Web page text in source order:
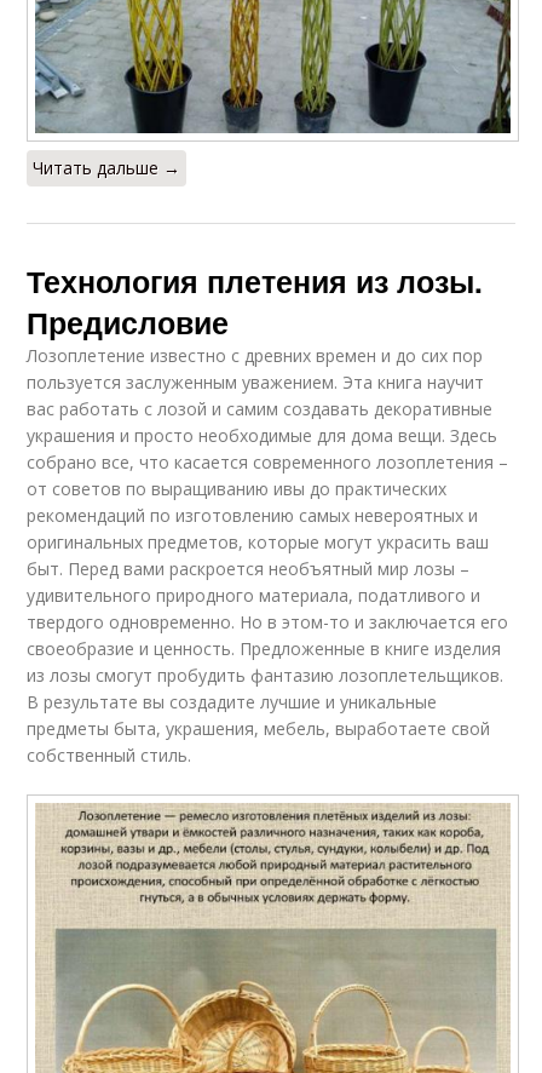
Читать дальше →
Технология плетения из лозы.
Предисловие
Лозоплетение известно с древних времен и до сих пор
пользуется заслуженным уважением. Эта книга научит
вас работать с лозой и самим создавать декоративные
украшения и просто необходимые для дома вещи. Здесь
собрано все, что касается современного лозоплетения –
от советов по выращиванию ивы до практических
рекомендаций по изготовлению самых невероятных и
оригинальных предметов, которые могут украсить ваш
быт. Перед вами раскроется необъятный мир лозы –
удивительного природного материала, податливого и
твердого одновременно. Но в этом-то и заключается его
своеобразие и ценность. Предложенные в книге изделия
из лозы смогут пробудить фантазию лозоплетельщиков.
В результате вы создадите лучшие и уникальные
предметы быта, украшения, мебель, выработаете свой
собственный стиль.